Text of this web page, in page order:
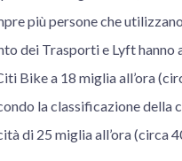
più persone che
dei Trasporti e Lyft hanno
Bike a 18 miglia all’ora
la classificazione
di 25 miglia all’ora (circa